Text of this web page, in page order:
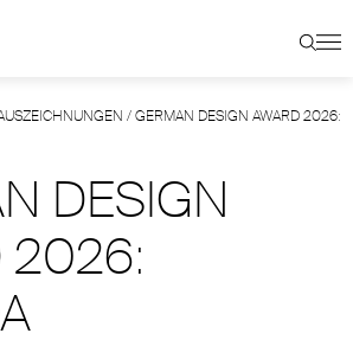
/GERMAN DESIGN AWARD 2026:
DESIGN
2026: